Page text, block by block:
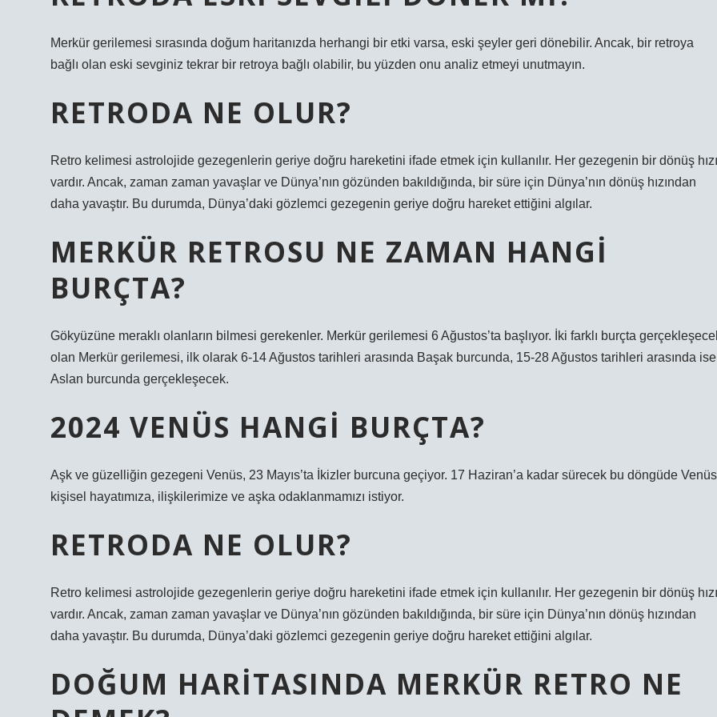
Merkür gerilemesi sırasında doğum haritanızda herhangi bir etki varsa, eski şeyler geri dönebilir. Ancak, bir retroya
bağlı olan eski sevginiz tekrar bir retroya bağlı olabilir, bu yüzden onu analiz etmeyi unutmayın.
RETRODA NE OLUR?
Retro kelimesi astrolojide gezegenlerin geriye doğru hareketini ifade etmek için kullanılır. Her gezegenin bir dönüş hızı
vardır. Ancak, zaman zaman yavaşlar ve Dünya’nın gözünden bakıldığında, bir süre için Dünya’nın dönüş hızından
daha yavaştır. Bu durumda, Dünya’daki gözlemci gezegenin geriye doğru hareket ettiğini algılar.
MERKÜR RETROSU NE ZAMAN HANGI
BURÇTA?
Gökyüzüne meraklı olanların bilmesi gerekenler. Merkür gerilemesi 6 Ağustos’ta başlıyor. İki farklı burçta
olan Merkür gerilemesi, ilk olarak 6-14 Ağustos tarihleri ​​arasında Başak burcunda, 15-28 Ağustos tarihleri ​​arasında ise
Aslan burcunda gerçekleşecek.
2024 VENÜS HANGI BURÇTA?
Aşk ve güzelliğin gezegeni Venüs, 23 Mayıs’ta İkizler burcuna geçiyor. 17 Haziran’a kadar sürecek bu döngüde
kişisel hayatımıza, ilişkilerimize ve aşka odaklanmamızı istiyor.
RETRODA NE OLUR?
Retro kelimesi astrolojide gezegenlerin geriye doğru hareketini ifade etmek için kullanılır. Her gezegenin bir dönüş hızı
vardır. Ancak, zaman zaman yavaşlar ve Dünya’nın gözünden bakıldığında, bir süre için Dünya’nın dönüş hızından
daha yavaştır. Bu durumda, Dünya’daki gözlemci gezegenin geriye doğru hareket ettiğini algılar.
DOĞUM HARITASINDA MERKÜR RETRO NE